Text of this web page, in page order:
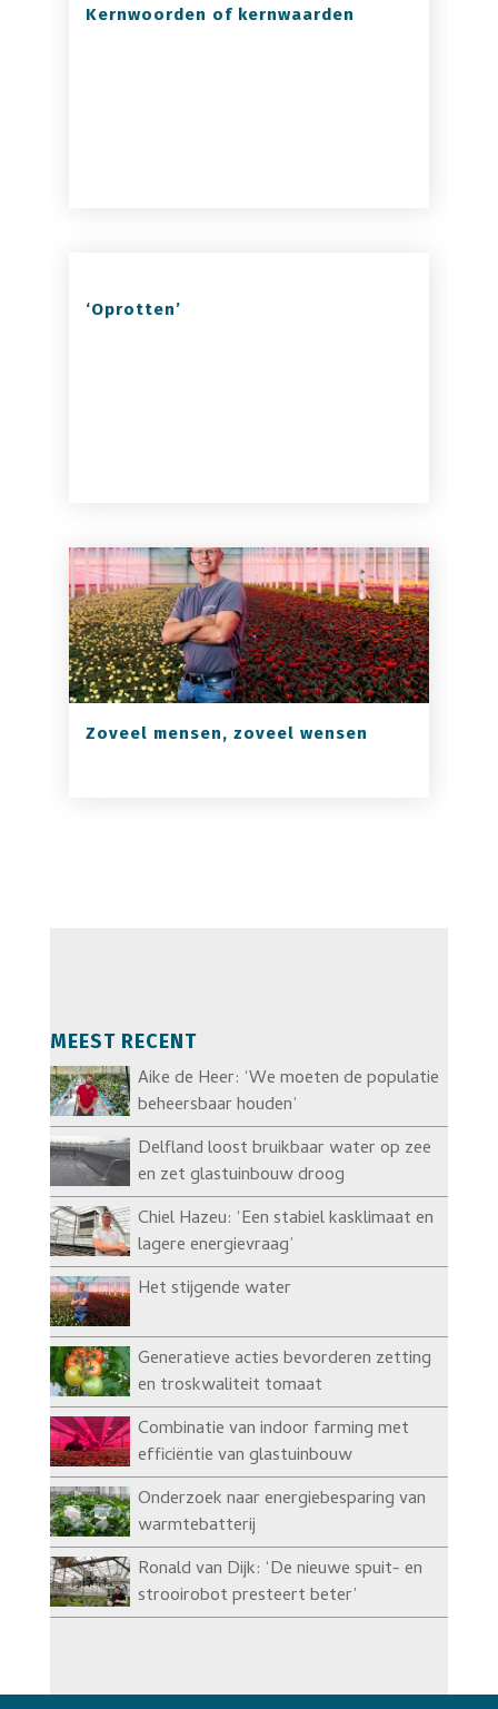
Kernwoorden of kernwaarden
‘Oprotten’
Zoveel mensen, zoveel wensen
MEEST RECENT
Aike de Heer: ‘We moeten de populatie
beheersbaar houden’
Delfland loost bruikbaar water op zee
en zet glastuinbouw droog
Chiel Hazeu: ‘Een stabiel kasklimaat en
lagere energievraag’
Het stijgende water
Generatieve acties bevorderen zetting
en troskwaliteit tomaat
Combinatie van indoor farming met
efficiëntie van glastuinbouw
Onderzoek naar energiebesparing van
warmtebatterij
Ronald van Dijk: ‘De nieuwe spuit- en
strooirobot presteert beter’